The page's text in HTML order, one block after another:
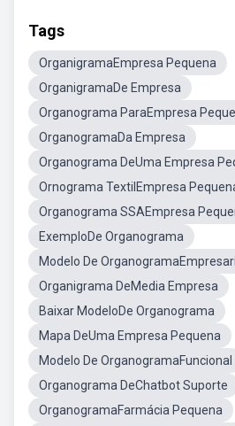
Tags
OrganigramaEmpresa Pequena
OrganigramaDe Empresa
Organograma ParaEmpresa
OrganogramaDa Empresa
Organograma DeUma Empresa
Ornograma TextilEmpresa
Organograma SSAEmpresa
ExemploDe Organograma
Modelo De
Organigrama DeMedia Empresa
Baixar ModeloDe Organograma
Mapa DeUma Empresa Pequena
Modelo De OrganogramaFuncional
Organograma DeChatbot Suporte
OrganogramaFarmácia Pequena